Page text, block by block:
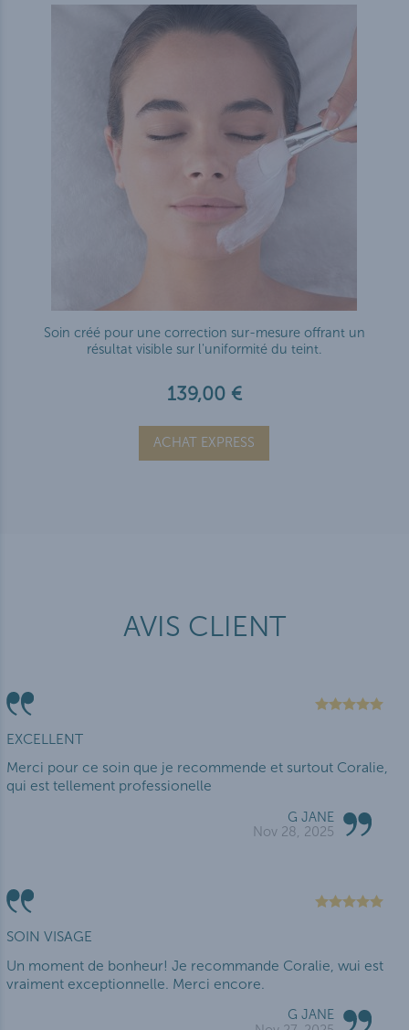
Soin créé pour une correction sur-mesure offrant un
résultat visible sur l'uniformité du teint.
139,00 €
ACHAT EXPRESS
AVIS CLIENT
EXCELLENT
Merci pour ce soin que je recommende et surtout Coralie,
qui est tellement professionelle
G JANE
Nov 28, 2025
SOIN VISAGE
Un moment de bonheur! Je recommande Coralie, wui est
vraiment exceptionnelle. Merci encore.
G JANE